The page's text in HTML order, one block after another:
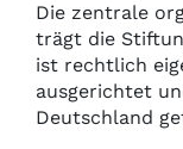
Die zentrale
trägt die
ist rechtlich
ausgerichtet
Deutschland